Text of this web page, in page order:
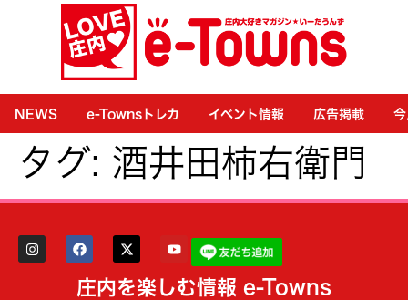
NEWS e-Townsトレカ イベント情報 広告掲載
タグ: 酒井田柿右衛門
庄内を楽しむ情報 e-Towns